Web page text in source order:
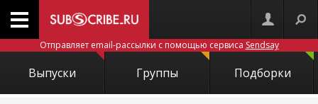
Отправляет email-рассылки с помощью сервиса Sendsay
Выпуски Группы Подборки